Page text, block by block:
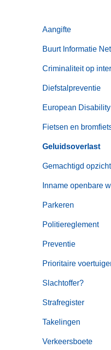
Aangifte
Buurt Informatie
Criminaliteit op
Diefstalpreventie
European
Fietsen en
Geluidsoverlast
Gemachtigd
Inname openbare
Parkeren
Politiereglement
Preventie
Prioritaire
Slachtoffer?
Strafregister
Takelingen
Verkeersboete